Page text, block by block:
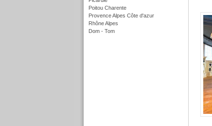
Poitou Charente
Provence Alpes Côte d'azur
Rhône Alpes
Dom - Tom